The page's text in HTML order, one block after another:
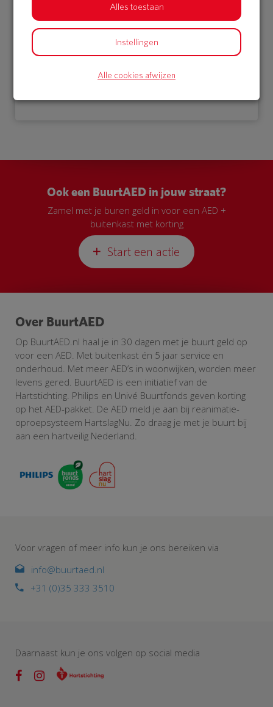
Bekijk alle donateurs
Ook een BuurtAED in jouw straat?
Zamel met je buren geld in voor een AED +
buitenkast met korting
Start een actie
Over BuurtAED
Op BuurtAED.nl haal je in 30 dagen met je buurt geld op
voor een AED. Met buitenkast én 5 jaar service en
onderhoud. Met meer AED’s in woonwijken, worden meer
levens gered. BuurtAED is een initiatief van de
Hartstichting. Philips en Univé Buurtfonds geven korting
op het AED-pakket. De AED meld je aan bij reanimatie-
oproepsysteem HartslagNu. Zo draag je met je buurt bij
aan een hartveilig Nederland.
Voor vragen of meer info kun je ons bereiken via
info@buurtaed.nl
+31 (0)35 333 3510
Daarnaast kun je ons volgen op social media
Alles toestaan
Instellingen
Alle cookies afwijzen